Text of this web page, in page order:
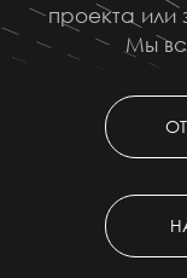
проекта
Мы